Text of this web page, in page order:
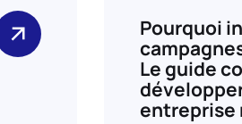
Pourquoi
Le guide
entreprise